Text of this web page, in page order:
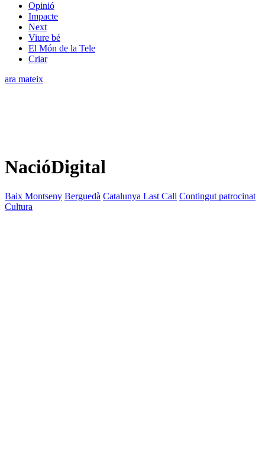
Opinió
Impacte
Next
Viure bé
El Món de la Tele
Criar
ara mateix
NacióDigital
Baix Montseny Berguedà Catalunya Last Call Contingut patrocinat
Cultura